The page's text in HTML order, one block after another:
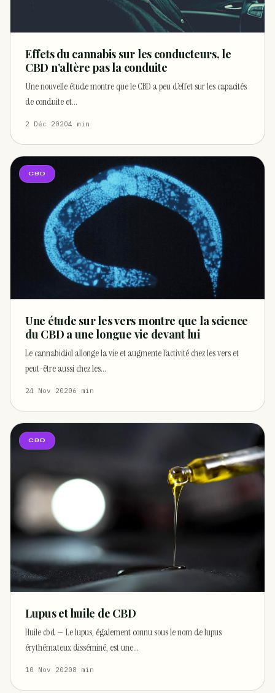
Effets du cannabis sur les conducteurs, le
CBD n’altère pas la conduite
Une nouvelle étude montre que le CBD a peu d’effet sur les capacités
de conduite et…
2 Déc 20204 min
CBD
Une étude sur les vers montre que la science
du CBD a une longue vie devant lui
Le cannabidiol allonge la vie et augmente l’activité chez les vers et
peut-être aussi chez les…
24 Nov 20206 min
CBD
Lupus et huile de CBD
Huile cbd — Le lupus, également connu sous le nom de lupus
érythémateux disséminé, est une…
10 Nov 20208 min